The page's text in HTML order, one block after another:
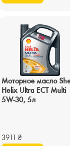
Моторное масло
Helix Ultra ECT Multi
5W-30, 5л
3911 ₴